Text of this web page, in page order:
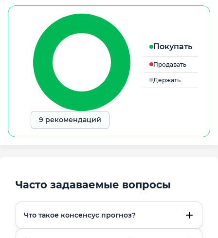
Покупать
Продавать
Держать
9 рекомендаций
Часто задаваемые вопросы
Что такое консенсус прогноз?